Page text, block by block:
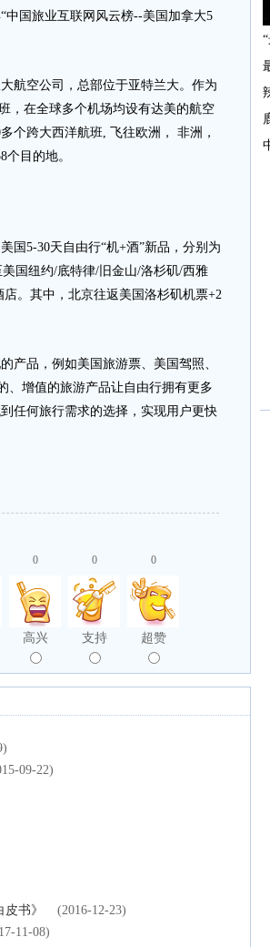
国旅业互联网风云榜--美国加拿大5
空公司，总部位于亚特兰大。作为
，在全球多个机场均设有达美的航空
个跨大西洋航班, 飞往欧洲， 非洲，
目的地。
5-30天自由行“机+酒”新品，分别为
国纽约/底特律/旧金山/洛杉矶/西雅
。其中，北京往返美国洛杉矶机票+2
品，例如美国旅游票、美国驾照、
、增值的旅游产品让自由行拥有更多
任何旅行需求的选择，实现用户更快
0
高兴
0
支持
0
超赞
09-22)
书》
(2016-12-23)
11-08)